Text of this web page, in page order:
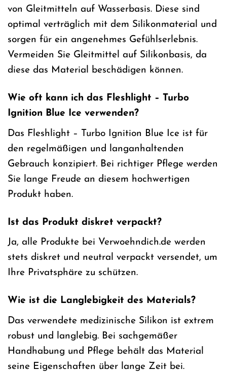
von Gleitmitteln auf Wasserbasis. Diese sind
optimal verträglich mit dem Silikonmaterial und
sorgen für ein angenehmes Gefühlserlebnis.
Vermeiden Sie Gleitmittel auf Silikonbasis, da
diese das Material beschädigen können.
Wie oft kann ich das Fleshlight – Turbo
Ignition Blue Ice verwenden?
Das Fleshlight – Turbo Ignition Blue Ice ist für
den regelmäßigen und langanhaltenden
Gebrauch konzipiert. Bei richtiger Pflege werden
Sie lange Freude an diesem hochwertigen
Produkt haben.
Ist das Produkt diskret verpackt?
Ja, alle Produkte bei Verwoehndich.de werden
stets diskret und neutral verpackt versendet, um
Ihre Privatsphäre zu schützen.
Wie ist die Langlebigkeit des Materials?
Das verwendete medizinische Silikon ist extrem
robust und langlebig. Bei sachgemäßer
Handhabung und Pflege behält das Material
seine Eigenschaften über lange Zeit bei.